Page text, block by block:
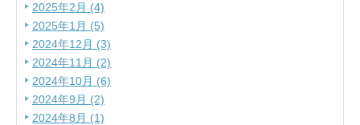
2025年2月 (4)
2025年1月 (5)
2024年12月 (3)
2024年11月 (2)
2024年10月 (6)
2024年9月 (2)
2024年8月 (1)